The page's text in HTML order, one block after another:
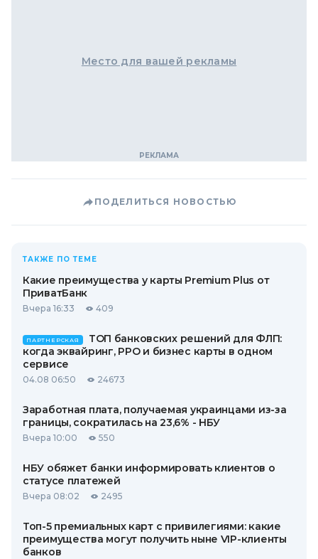
Место для вашей рекламы
ПОДЕЛИТЬСЯ НОВОСТЬЮ
ТАКЖЕ ПО ТЕМЕ
Какие преимущества у карты Premium Plus от
ПриватБанк
Вчера 16:33 409
ПАРТНЕРСКАЯ
ТОП банковских решений для ФЛП:
когда эквайринг, РРО и бизнес карты в одном
сервисе
04.08 06:50 24673
Заработная плата, получаемая украинцами из-за
границы, сократилась на 23,6% - НБУ
Вчера 10:00 550
НБУ обяжет банки информировать клиентов о
статусе платежей
Вчера 08:02 2495
Топ-5 премиальных карт с привилегиями: какие
преимущества могут получить ныне VIP-клиенты
банков